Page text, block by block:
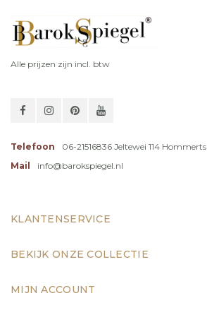
Alle prijzen zijn incl. btw
Telefoon
06-21516836 Jeltewei 114 Hommerts
Mail
info@barokspiegel.nl
KLANTENSERVICE
BEKIJK ONZE COLLECTIE
MIJN ACCOUNT